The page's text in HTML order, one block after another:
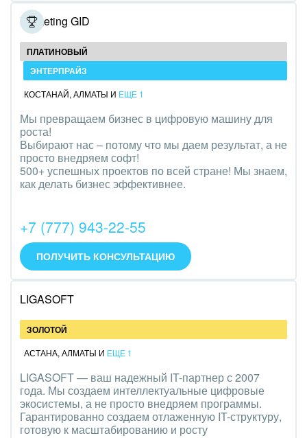
Полиграфия
Ритуальные услуги
Рынки и торговля
Финансы, бухгалтерия, банки
Химия и нефтехимия
Электроэнергетика
Ювелирное дело
Юриспруденция
Marketing GID
ПЛАТИНОВЫЙ
ЭНТЕРПРАЙЗ
КОСТАНАЙ, АЛМАТЫ И ЕЩЕ 1
Мы превращаем бизнес в цифровую машину для
роста!
Выбирают нас – потому что мы даем результат, а не
просто внедряем софт!
500+ успешных проектов по всей стране! Мы знаем,
как делать бизнес эффективнее.
+7 (777) 943-22-55
ПОЛУЧИТЬ КОНСУЛЬТАЦИЮ
LIGASOFT
ЗОЛОТОЙ
АСТАНА, АЛМАТЫ И ЕЩЕ 1
LIGASOFT — ваш надежный IT-партнер с 2007
года. Мы создаем интеллектуальные цифровые
экосистемы, а не просто внедряем программы.
Гарантированно создаем отлаженную IT-структуру,
готовую к масштабированию и росту